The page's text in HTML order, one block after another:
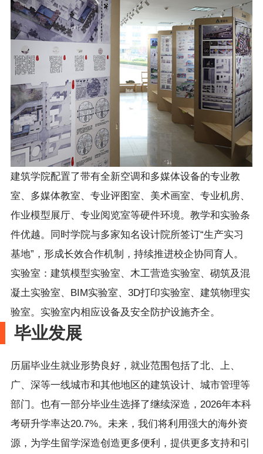
建筑学院配置了带有全新空调和多媒体设备的专业教
室、多媒体教室、专业评图室、美术画室、专业机房、
作业模型展厅、专业阅览室等硬件环境。教学和实验条
件优越。同时学院与多家知名设计院所签订“生产实习
基地”，形成长效合作机制，持续推进校企协同育人。
实验室：建筑模型实验室、木工营造实验室、砌筑及混
凝土实验室、BIM实验室、3D打印实验室、建筑物理实
验室。实验室内相应设备及安全防护设施齐全。
毕业发展
历届毕业生就业形势良好，就业范围包括了北、上、
广、深等一线城市和其他地区的建筑设计、城市管理等
部门。也有一部分毕业生选择了继续深造，2026年本科
考研升学率达20.7%。未来，我们将利用强大的海外资
源，为学生留学深造创造更多便利，提供更多支持和引